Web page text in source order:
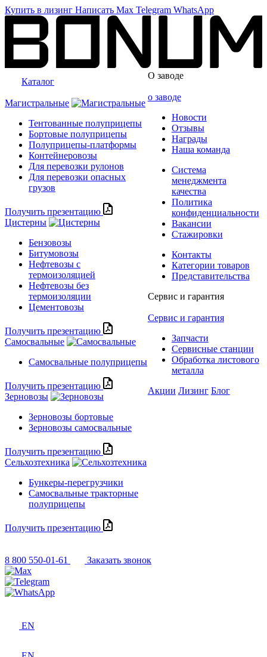
Купить в лизинг Написать Max Telegram WhatsApp
Каталог
Магистральные
Тентованные полуприцепы
Бортовые полуприцепы
Полуприцепы-платформы
Контейнеровозы
Для перевозки рулонов
Для перевозки опасных
грузов
Получить презентацию
Цистерны
Бензовозы
Битумовозы
Нефтевозы с
термоизоляцией
Нефтевозы без
термоизоляции
Цементовозы
Получить презентацию
Самосвальные
Самосвальные полуприцепы
Получить презентацию
Зерновозы
Зерновозы бортовые
Зерновозы самосвальные
Получить презентацию
Сельхозтехника
Бункеры-перегрузчики
Самосвальные тракторные
полуприцепы
Получить презентацию
О заводе
о заводе
Новости
Отзывы
Награды
Наша команда
Система
менеджмента
качества
Политика
конфиденциальности
Вакансии
Стажировки
Контакты
Категории товаров
Представительства
Сервис и гарантия
Сервис и гарантия
Запчасти
Сервисные станции
Обработка листового
металла
Акции Лизинг Блог
8 800 550-01-61 Заказать звонок
EN